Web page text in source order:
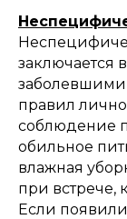
заключается
заболевшими
правил
соблюдение
обильное
влажная
при встрече,
Если